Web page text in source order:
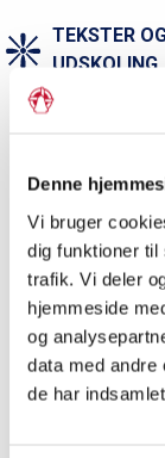
Denne
Vi bruger
dig funktioner til
trafik. Vi deler
hjemmeside
og
data med andre
de har
TEKSTER
UDSKOLING
Optakten
bruges i
grænse i
Her findes en
grænse og